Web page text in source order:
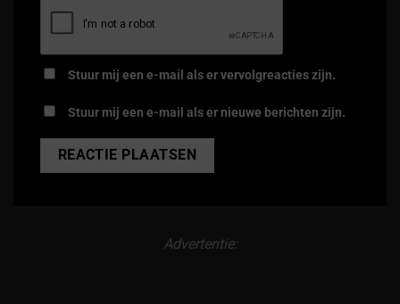
Stuur mij een e-mail als er vervolgreacties zijn.
Stuur mij een e-mail als er nieuwe berichten zijn.
Advertentie: